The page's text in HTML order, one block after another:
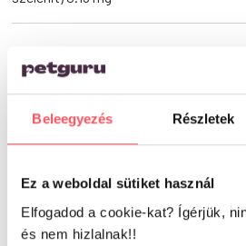
Beleegyezés Részletek
Ez a weboldal sütiket használ
Elfogadod a cookie-kat? Ígérjük,
és nem hizlalnak!!
Vélemények
5 vélemény